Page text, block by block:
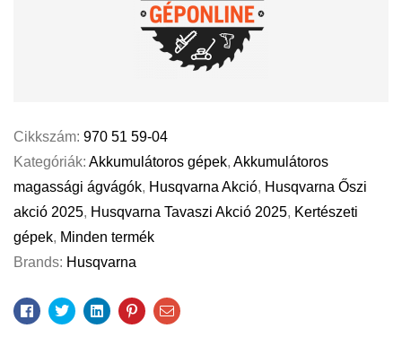
Cikkszám: 970 51 59-04
Kategóriák: Akkumulátoros gépek, Akkumulátoros
magassági ágvágók, Husqvarna Akció, Husqvarna Őszi
akció 2025, Husqvarna Tavaszi Akció 2025, Kertészeti
gépek, Minden termék
Brands: Husqvarna
Facebook
TwitterLinkedinPinterestEmail